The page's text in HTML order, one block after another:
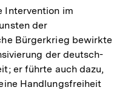
Intervention im
der
Bürgerkrieg bewirkte
der deutsch-
er führte auch dazu,
Handlungsfreiheit